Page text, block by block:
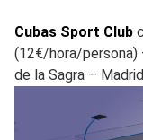
Cubas Sport Club
(12€/hora/persona)
de la Sagra –